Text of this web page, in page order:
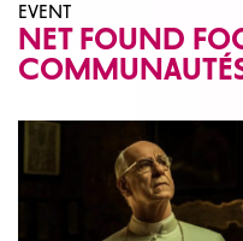
EVENT
NET FOUND